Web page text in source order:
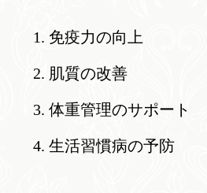
免疫力の向上
肌質の改善
体重管理のサポート
生活習慣病の予防